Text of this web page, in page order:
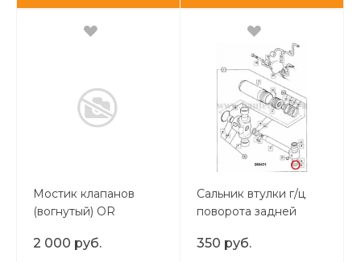
Мостик клапанов
(вогнутый) OR
2 000 руб.
Сальник втулки г/ц
поворота задней
350 руб.